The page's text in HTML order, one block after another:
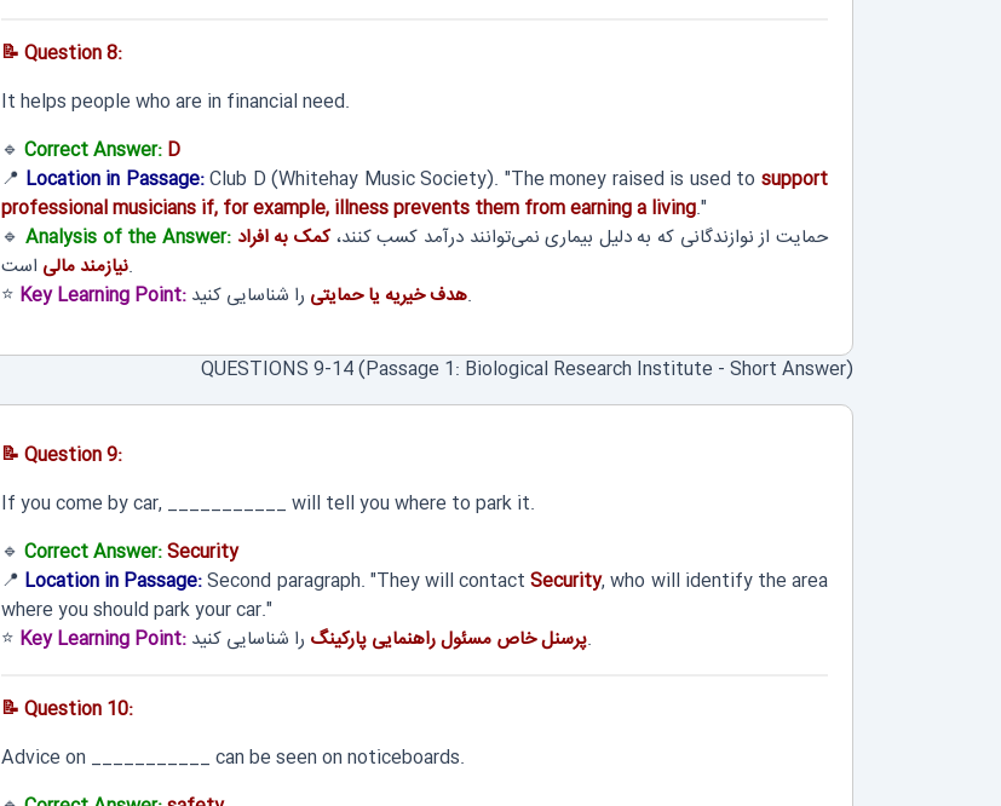
📝 Question 8:
It helps people who are in financial need.
🔹 Correct Answer: D
📍 Location in Passage:Club D (Whitehay Music Society). "The money raised is used tosupport
professional musicians if, for example, illness prevents them from earning a living."
🔹 Analysis of the Answer: حمایت از نوازندگانی که به دلیل بیماری نمی‌توانند درآمد کسب کنند،کمک به افراد
نیازمند مالیاست.
⭐ Key Learning Point: هدف خیریه یا حمایتیرا شناسایی کنید.
QUESTIONS 9-14 (Passage 1: Biological Research Institute - Short Answer)
📝 Question 9:
If you come by car, ___________ will tell you where to park it.
🔹 Correct Answer:Security
📍 Location in Passage:Second paragraph. "They will contactSecurity, who will identify the area
where you should park your car."
⭐ Key Learning Point: پرسنل خاص مسئول راهنمایی پارکینگرا شناسایی کنید.
📝 Question 10:
Advice on ___________ can be seen on noticeboards.